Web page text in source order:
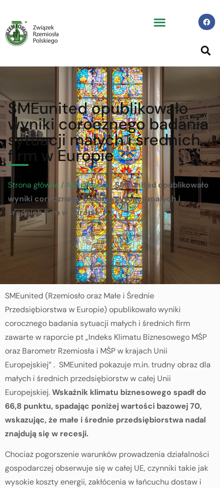
SMEunited opublikowało
wyniki corocznego badania
sytuacji małych i średnich
firm w Europie
Strona główna /Aktualności /SMEunited opublikowało
wyniki corocznego badania sytuacji małych i
średnich firm w Europie
SMEunited (Rzemiosło oraz Małe i Średnie
Przedsiębiorstwa w Europie) opublikowało wyniki
corocznego badania sytuacji małych i średnich firm
zawarte w raporcie pt „Indeks Klimatu Biznesowego MŚP
oraz Barometr Rzemiosła i MŚP w krajach Unii
Europejskiej” . SMEunited pokazuje m.in. trudny obraz dla
małych i średnich przedsiębiorstw w całej Unii
Europejskiej.Wskaźnik klimatu biznesowego spadł do
66,8 punktu, spadając poniżej wartości bazowej 70,
wskazując, że małe i średnie przedsiębiorstwa nadal
znajdują się w recesji.
Chociaż pogorszenie warunków prowadzenia działalności
gospodarczej obserwuje się w całej UE, czynniki takie jak
wysokie koszty energii, zakłócenia w łańcuchu dostaw i